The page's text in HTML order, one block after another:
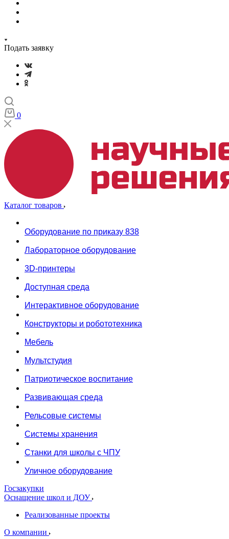
Подать заявку
0
Каталог товаров
Оборудование по приказу 838
Лабораторное оборудование
3D-принтеры
Доступная среда
Интерактивное оборудование
Конструкторы и робототехника
Мебель
Мультстудия
Патриотическое воспитание
Развивающая среда
Рельсовые системы
Системы хранения
Станки для школы с ЧПУ
Уличное оборудование
Госзакупки
Оснащение школ и ДОУ
Реализованные проекты
О компании